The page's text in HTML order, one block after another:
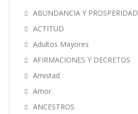
ABUNDANCIA Y PROSPERIDAD
ACTITUD
Adultos Mayores
AFIRMACIONES Y DECRETOS
Amistad
Amor
ANCESTROS